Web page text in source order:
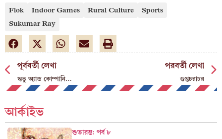
Flok Indoor Games Rural Culture
Sports
Sukumar Ray
পূর্ববর্তী লেখা
ঋতু অ্যান্ড কোম্পানি…
পরবর্তী লেখা
গুপ্তচরাচর
আর্কাইভ
শুভারম্ভ: পর্ব ৮